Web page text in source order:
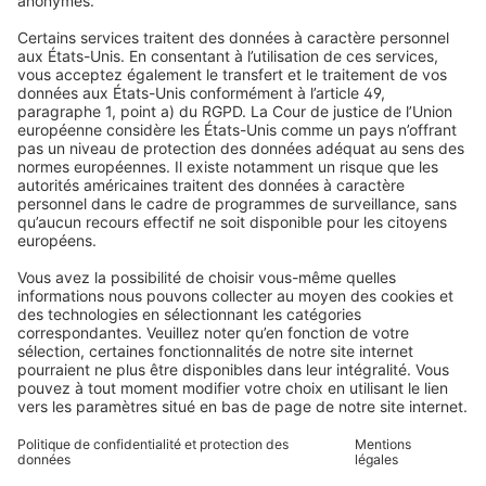
Stores enrouleurs
Stores vénitiens
Volets roulants
Moteurs pour volets roulants
Moustiquaires
Stores bannes
Maison connectée
Électronique et radio
Droit de rétractation
Newsletter
Délais de livraison et expédition
Modes de paiement
Conditions des bons d'achat
Consignes de sécurité
Enregistrements
Informations obligatoires pour les consommateurs
Qui sommes-nous
Pourquoi choisir Domondo ?
Ce que disent nos clients
Avis
Modes de paiement
Partenaires d'expédition
Politique de confidentialité et protection des données